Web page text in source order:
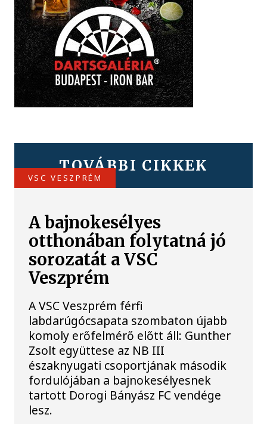
TOVÁBBI CIKKEK
VSC VESZPRÉM
A bajnokesélyes
otthonában folytatná jó
sorozatát a VSC
Veszprém
A VSC Veszprém férfi
labdarúgócsapata szombaton újabb
komoly erőfelmérő előtt áll: Gunther
Zsolt együttese az NB III
északnyugati csoportjának második
fordulójában a bajnokesélyesnek
tartott Dorogi Bányász FC vendége
lesz.